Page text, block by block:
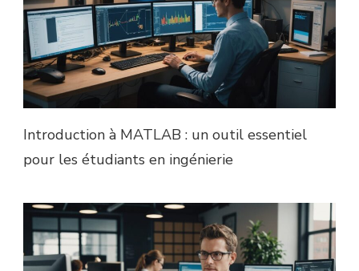
Introduction à MATLAB : un outil essentiel
pour les étudiants en ingénierie